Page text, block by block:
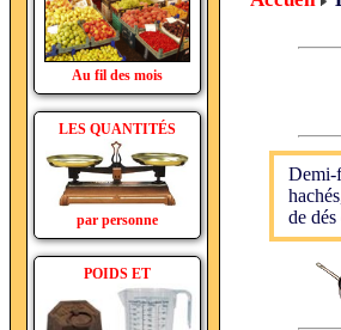
Au fil des mois
LES QUANTITÉS
par personne
POIDS ET
Demi-
de